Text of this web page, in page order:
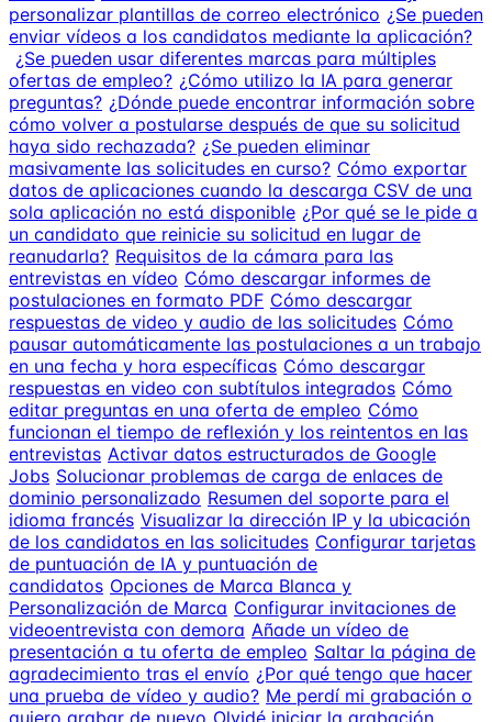
personalizar plantillas de correo electrónico ¿Se pueden
enviar vídeos a los candidatos mediante la aplicación?
¿Se pueden usar diferentes marcas para múltiples
ofertas de empleo? ¿Cómo utilizo la IA para generar
preguntas? ¿Dónde puede encontrar información sobre
cómo volver a postularse después de que su solicitud
haya sido rechazada? ¿Se pueden eliminar
masivamente las solicitudes en curso? Cómo exportar
datos de aplicaciones cuando la descarga CSV de una
sola aplicación no está disponible ¿Por qué se le pide a
un candidato que reinicie su solicitud en lugar de
reanudarla? Requisitos de la cámara para las
entrevistas en vídeo Cómo descargar informes de
postulaciones en formato PDF Cómo descargar
respuestas de video y audio de las solicitudes Cómo
pausar automáticamente las postulaciones a un trabajo
en una fecha y hora específicas Cómo descargar
respuestas en video con subtítulos integrados Cómo
editar preguntas en una oferta de empleo Cómo
funcionan el tiempo de reflexión y los reintentos en las
entrevistas Activar datos estructurados de Google
Jobs Solucionar problemas de carga de enlaces de
dominio personalizado Resumen del soporte para el
idioma francés Visualizar la dirección IP y la ubicación
de los candidatos en las solicitudes Configurar tarjetas
de puntuación de IA y puntuación de
candidatos Opciones de Marca Blanca y
Personalización de Marca Configurar invitaciones de
videoentrevista con demora Añade un vídeo de
presentación a tu oferta de empleo Saltar la página de
agradecimiento tras el envío ¿Por qué tengo que hacer
una prueba de vídeo y audio? Me perdí mi grabación o
quiero grabar de nuevo Olvidé iniciar la grabación,